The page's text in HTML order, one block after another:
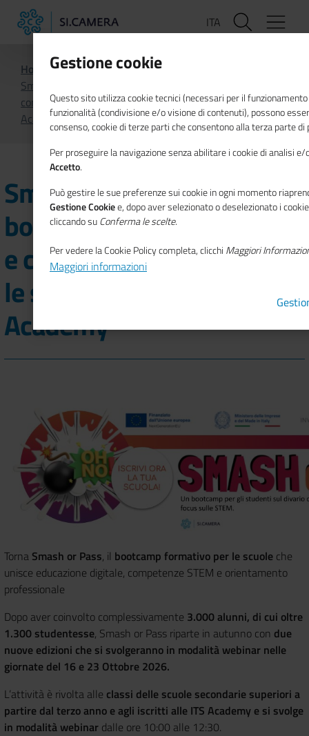
Salta
ITA
Home
Notizie
Smash or Pass: torna il bootcamp sull’educazione e
competenze digitali per le scuole superiori e le ITS
Academy
Smash or Pass: torna il
bootcamp sull’educazione
e competenze digitali per
le scuole superiori e le ITS
Academy
Torna Smash or Pass, il bootcamp formativo per le scuole che
unisce educazione digitale, competenze STEM e orientamento
professionale
Dopo aver coinvolto complessivamente 3.000 alunni, di cui oltre
1.300 studentesse, Smash or Pass riparte in autunno con due
nuove edizioni che si svolgeranno in modalità webinar nelle
giornate del 16 e 23 Ottobre 2026.
L’attività è rivolta alle classi delle scuole secondarie superiori a
partire dal terzo anno e agli iscritti alle ITS Academy e si svolge
in modalità webinar dalle ore 10:00 alle 12:30.
Gestione cookie
Questo sito utilizza cookie tecnici (necessari per il
funzionalità (condivisione e/o visione di contenuti), possono
consenso, cookie di terze parti che consentono alla terza parte
Per proseguire la navigazione senza abilitare i cookie di analisi
Accetto.
Può gestire le sue preferenze sui cookie in ogni momento
Gestione Cookiee, dopo aver selezionato o deselezionato i
cliccando suConferma le scelte.
Per vedere la Cookie Policy completa, clicchi Maggiori
Maggiori informazioni